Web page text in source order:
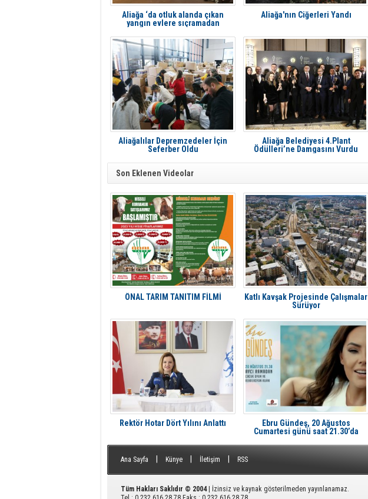
Aliağa ‘da otluk alanda çıkan
yangın evlere sıçramadan
Aliağa'nın Ciğerleri Yandı
Aliağalılar Depremzedeler İçin
Seferber Oldu
Aliağa Belediyesi 4.Plant
Ödülleri’ne Damgasını Vurdu
Son Eklenen Videolar
ÖNAL TARIM TANITIM FİLMİ
Katlı Kavşak Projesinde Çalışmalar
Sürüyor
Rektör Hotar Dört Yılını Anlattı
Ebru Gündeş, 20 Ağustos
Cumartesi günü saat 21.30’da
Ana Sayfa Künye İletişim RSS
Tüm Hakları Saklıdır © 2004| İzinsiz ve kaynak gösterilmeden yayınlanamaz.